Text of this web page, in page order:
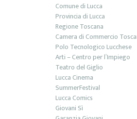
Comune di Lucca
Provincia di Lucca
Regione Toscana
Camera di Commercio
Polo Tecnologico Lucchese
Arti – Centro per l’Impiego
Teatro del Giglio
Lucca Cinema
SummerFestival
Lucca Comics
Giovani Sì